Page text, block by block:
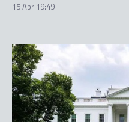
15 Abr 19:49